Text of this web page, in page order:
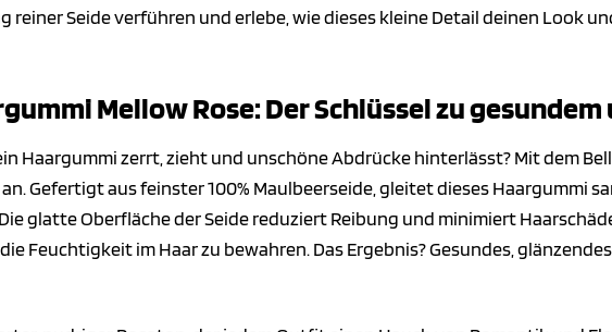
reiner Seide verführen und erlebe, wie dieses kleine Detail deinen Look
Mellow Rose: Der Schlüssel zu
Haargummi zerrt, zieht und unschöne Abdrücke hinterlässt? Mit dem
Gefertigt aus feinster 100% Maulbeerseide, gleitet dieses Haargummi
glatte Oberfläche der Seide reduziert Reibung und minimiert
Feuchtigkeit im Haar zu bewahren. Das Ergebnis? Gesundes,